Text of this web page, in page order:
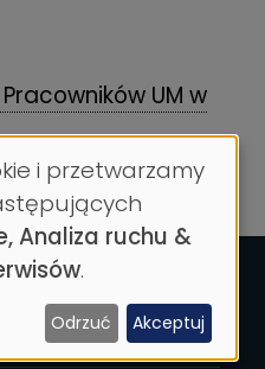
UM w
i przetwarzamy
Analiza ruchu &
.
Odrzuć Akceptuj